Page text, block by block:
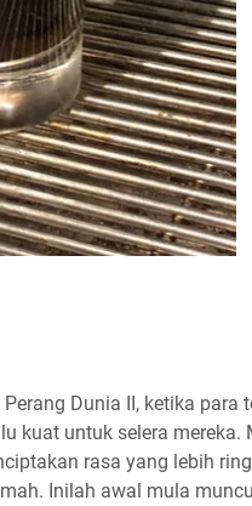
Dunia II, ketika para
kuat untuk selera mereka.
rasa yang lebih
Inilah awal mula